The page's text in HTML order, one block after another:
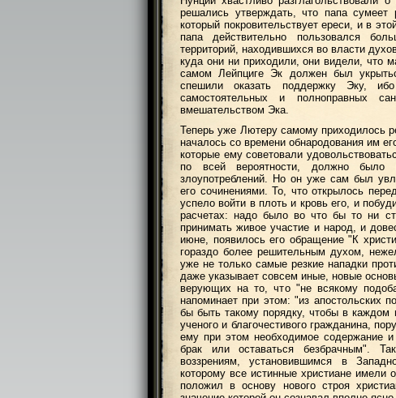
решались утверждать, что папа
который покровительствует ереси, и в
папа действительно пользовался
территорий, находившихся во власти
куда они ни приходили, они видели, что
самом Лейпциге Эк должен был
спешили оказать поддержку Эку,
самостоятельных и полноправных
вмешательством Эка.
Теперь уже Лютеру самому приходилось
началось со времени обнародования им
которые ему советовали
по всей вероятности, должно было
злоупотреблений. Но он уже сам был
его сочинениями. То, что открылось
успело войти в плоть и кровь его, и
расчетах: надо было во что бы то ни
принимать живое участие и народ, и
июне, появилось его обращение "К
гораздо более решительным духом,
уже не только самые резкие нападки
даже указывает совсем иные, новые
верующих на то, что "не всякому
напоминает при этом: "из апостольских
бы быть такому порядку, чтобы в каждом
ученого и благочестивого гражданина,
ему при этом необходимое содержание
брак или оставаться безбрачным".
воззрениям, установившимся в
которому все истинные христиане имели
положил в основу нового строя